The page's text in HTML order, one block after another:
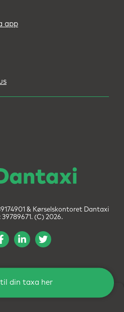
app
& Kørselskontoret Dantaxi
39789671. (C) 2026.
din taxa her